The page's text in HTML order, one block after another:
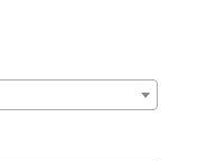
to
our